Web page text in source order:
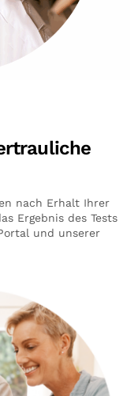
nach Erhalt Ihrer
Ergebnis des Tests
und unserer